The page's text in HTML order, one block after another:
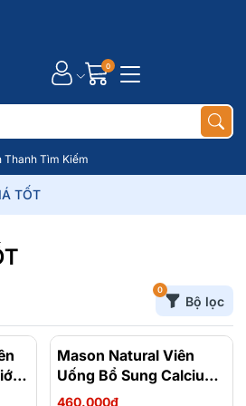
Thanh Tìm Kiếm
0
TỐT
Bộ lọc
0
- 3%
Mason Natural Viên
Uống Bổ Sung Calcium
Citrate + D3 Hộp 60
460.000₫